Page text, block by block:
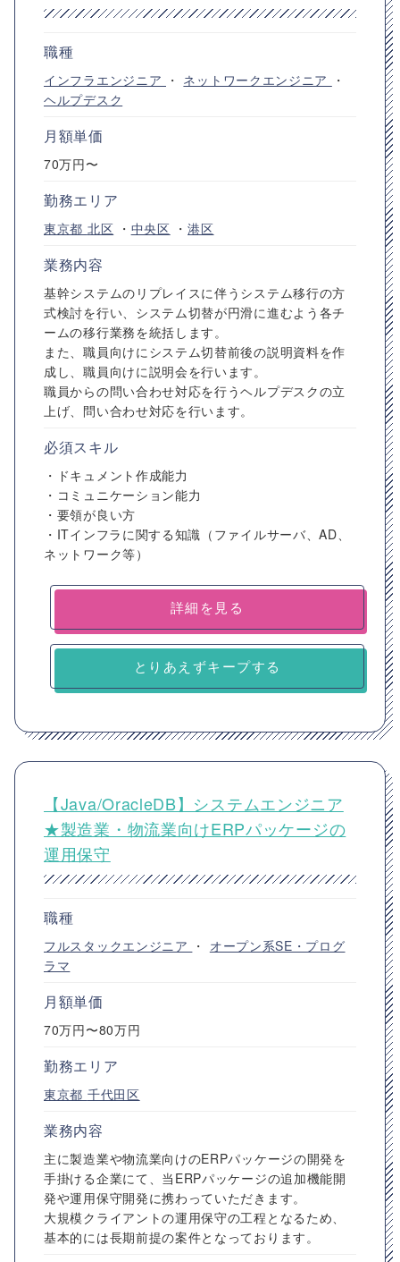
職種
インフラエンジニア ・ ネットワークエンジニア
・
ヘルプデスク
月額単価
70万円〜
勤務エリア
東京都 北区 ・ 中央区 ・港区
業務内容
基幹システムのリプレイスに伴うシステム移行の方
式検討を行い、システム切替が円滑に進むよう各チ
ームの移行業務を統括します。
また、職員向けにシステム切替前後の説明資料を作
成し、職員向けに説明会を行います。
職員からの問い合わせ対応を行うヘルプデスクの立
上げ、問い合わせ対応を行います。
必須スキル
・ドキュメント作成能力
・コミュニケーション能力
・要領が良い方
・ITインフラに関する知識（ファイルサーバ、AD、
ネットワーク等）
詳細を見る
とりあえずキープする
【Java/OracleDB】システムエンジニア
★製造業・物流業向けERPパッケージの
運用保守
職種
フルスタックエンジニア ・ オープン系SE・プログ
ラマ
月額単価
70万円〜80万円
勤務エリア
東京都 千代田区
業務内容
主に製造業や物流業向けのERPパッケージの開発を
手掛ける企業にて、当ERPパッケージの追加機能開
発や運用保守開発に携わっていただきます。
大規模クライアントの運用保守の工程となるため、
基本的には長期前提の案件となっております。